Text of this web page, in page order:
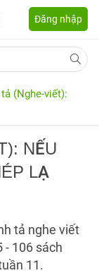
Đăng nhập
(Nghe-viết):
NẾU
LẠ
tả nghe viết
- 106 sách
11.